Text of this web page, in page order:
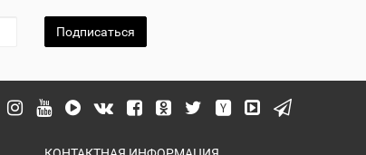
Подписаться